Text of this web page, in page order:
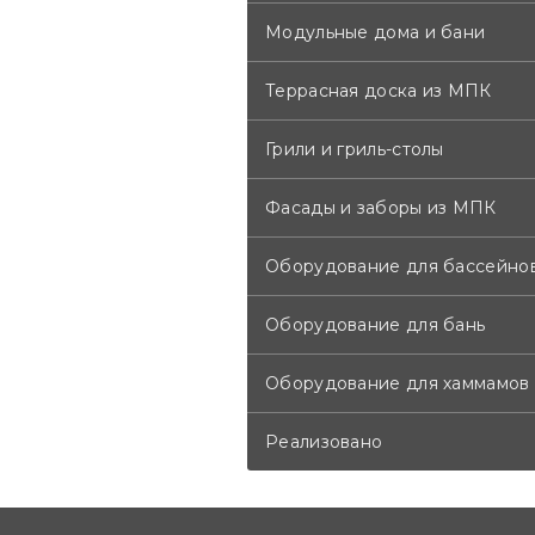
Модульные дома и бани
Террасная доска из МПК
Грили и гриль-столы
Фасады и заборы из МПК
Оборудование для
Оборудование для бань
Оборудование для хаммамов
Реализовано